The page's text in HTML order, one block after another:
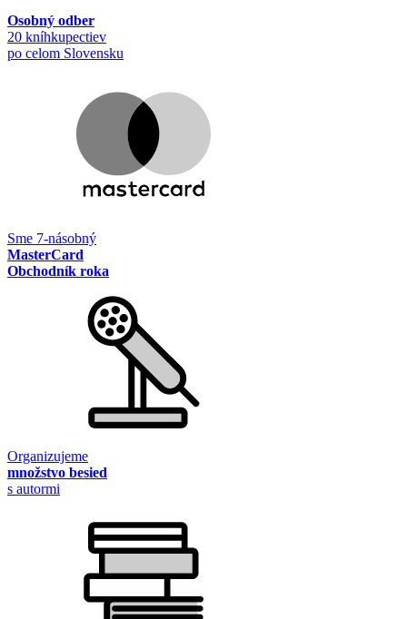
Osobný odber
20 kníhkupectiev
po celom Slovensku
Sme 7-násobný
MasterCard
Obchodník roka
Organizujeme
množstvo besied
s autormi